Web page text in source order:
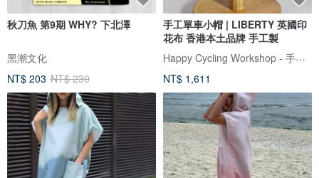
秋刀魚 第9期 WHY? 下北澤
黑潮文化
NT$ 203 NT$ 230
手工單車小帽 | LIBERTY 英國印
花布 香港本土品牌 手工製
Happy Cycling Workshop - 手工單車小帽
NT$ 1,611